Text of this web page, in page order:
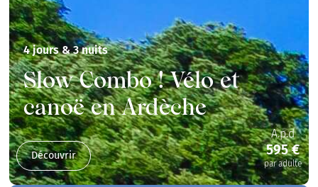
4 jours & 3 nuits
Slow Combo ! Vélo et
canoë en Ardèche
Découvrir
A.p.d
595 €
par adulte